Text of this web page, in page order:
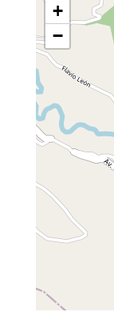
+
−